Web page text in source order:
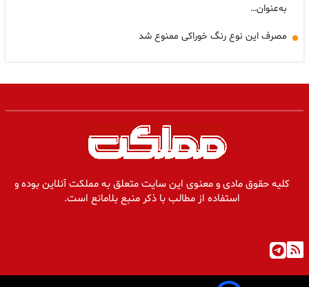
به‌عنوان…
مصرف این نوع رنگ خوراکی ممنوع شد
کلیه حقوق مادی و معنوی این سایت متعلق به مملکت آنلاین بوده و
استفاده از مطالب با ذکر منبع بلامانع است.